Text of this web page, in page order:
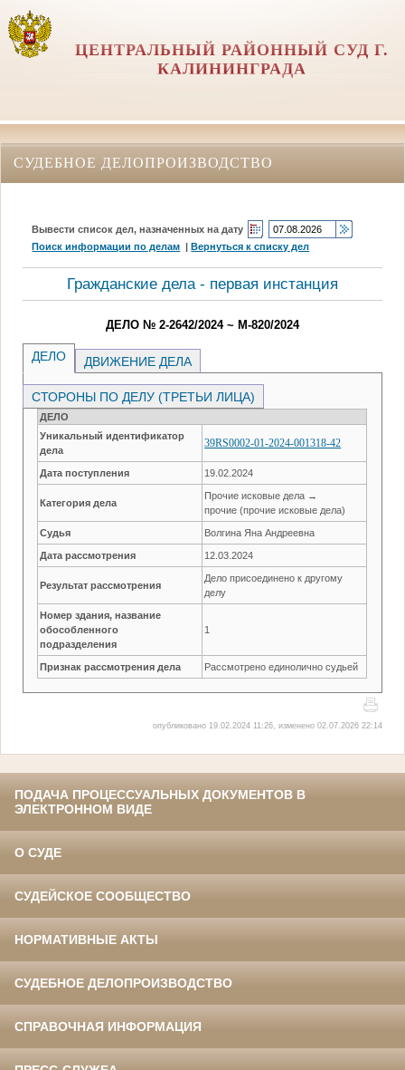
ЦЕНТРАЛЬНЫЙ РАЙОННЫЙ СУД Г.
КАЛИНИНГРАДА
СУДЕБНОЕ ДЕЛОПРОИЗВОДСТВО
Вывести список дел, назначенных на дату
Поиск информации по делам |Вернуться к списку дел
Гражданские дела - первая инстанция
ДЕЛО № 2-2642/2024 ~ М-820/2024
ДЕЛО ДВИЖЕНИЕ ДЕЛА
СТОРОНЫ ПО ДЕЛУ (ТРЕТЬИ ЛИЦА)
ДЕЛО
Уникальный идентификатор
дела
39RS0002-01-2024-001318-42
Дата поступления 19.02.2024
Категория дела
Прочие исковые дела →
прочие (прочие исковые дела)
Судья Волгина Яна Андреевна
Дата рассмотрения 12.03.2024
Результат рассмотрения
Дело присоединено к другому
делу
Номер здания, название
обособленного
подразделения
1
Признак рассмотрения дела Рассмотрено единолично судьей
опубликовано 19.02.2024 11:26, изменено 02.07.2026 22:14
ПОДАЧА ПРОЦЕССУАЛЬНЫХ ДОКУМЕНТОВ В
ЭЛЕКТРОННОМ ВИДЕ
О СУДЕ
СУДЕЙСКОЕ СООБЩЕСТВО
НОРМАТИВНЫЕ АКТЫ
СУДЕБНОЕ ДЕЛОПРОИЗВОДСТВО
СПРАВОЧНАЯ ИНФОРМАЦИЯ